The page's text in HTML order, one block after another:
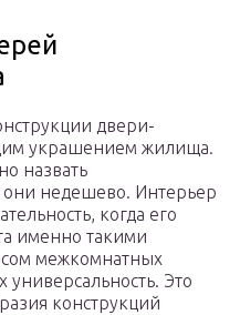
двери-
украшением жилища.
назвать
они недешево. Интерьер
когда его
именно такими
межкомнатных
универсальность. Это
конструкций